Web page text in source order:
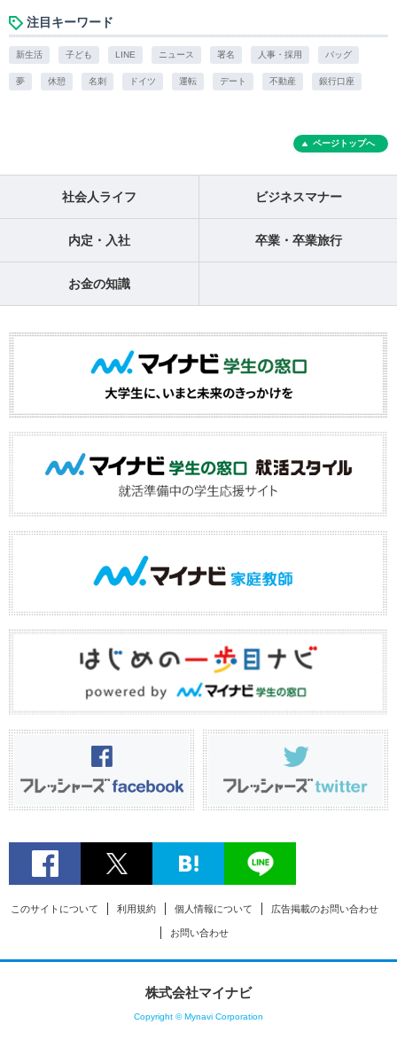
注目キーワード
新生活 子ども LINE ニュース 署名 人事・採用 バッグ
夢 休憩 名刺 ドイツ 運転 デート 不動産 銀行口座
ページトップへ
社会人ライフ ビジネスマナー
内定・入社 卒業・卒業旅行
お金の知識
このサイトについて 利用規約 個人情報について 広告掲載のお問い合わせ
お問い合わせ
株式会社マイナビ
Copyright © Mynavi Corporation